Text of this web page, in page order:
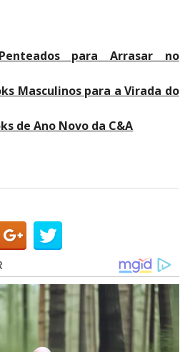
para Arrasar no
Masculinos para a Virada do
de Ano Novo da C&A